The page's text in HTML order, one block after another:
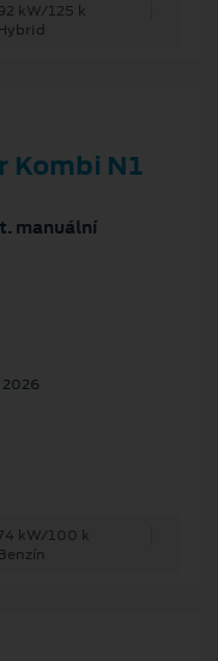
kW/125 k
Kombi N1
manuální
kW/100 k